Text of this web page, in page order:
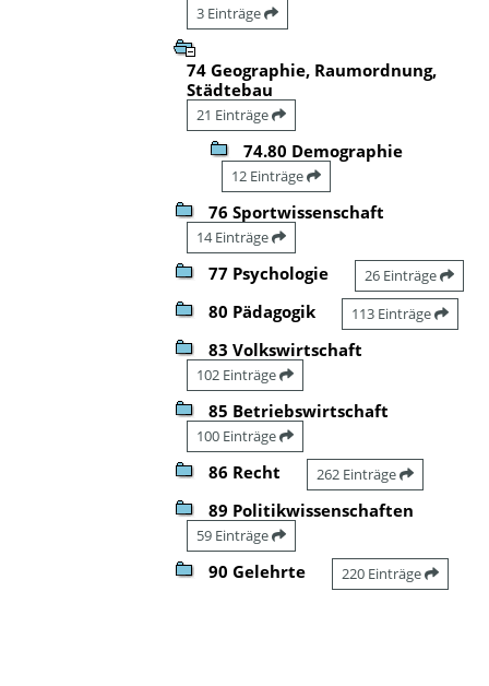
3 Einträge
74 Geographie, Raumordnung,
Städtebau
21 Einträge
74.80 Demographie
12 Einträge
76 Sportwissenschaft
14 Einträge
77 Psychologie 26 Einträge
80 Pädagogik 113 Einträge
83 Volkswirtschaft
102 Einträge
85 Betriebswirtschaft
100 Einträge
86 Recht 262 Einträge
89 Politikwissenschaften
59 Einträge
90 Gelehrte 220 Einträge